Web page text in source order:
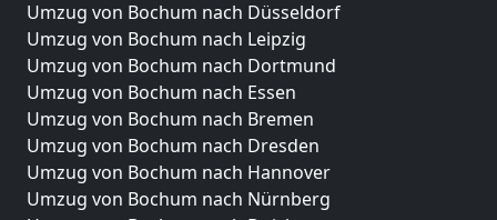
Umzug von Bochum nach Düsseldorf
Umzug von Bochum nach Leipzig
Umzug von Bochum nach Dortmund
Umzug von Bochum nach Essen
Umzug von Bochum nach Bremen
Umzug von Bochum nach Dresden
Umzug von Bochum nach Hannover
Umzug von Bochum nach Nürnberg